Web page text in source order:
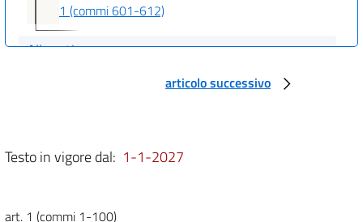
1 (commi 601-612)
Allegati
Allegato 1
articolo successivo
Testo in vigore dal: 1-1-2027
art. 1 (commi 1-100)